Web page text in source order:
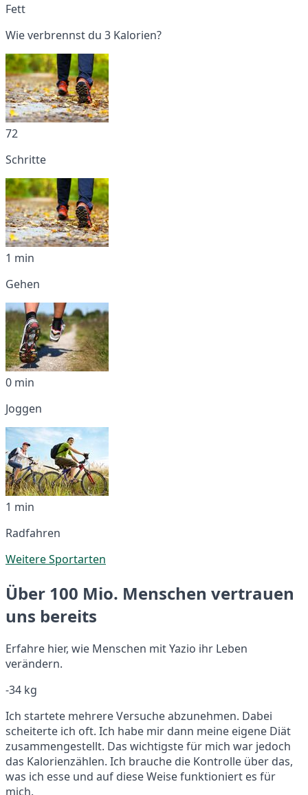
Fett
Wie verbrennst du 3 Kalorien?
72
Schritte
1 min
Gehen
0 min
Joggen
1 min
Radfahren
Weitere Sportarten
Über 100 Mio. Menschen vertrauen
uns bereits
Erfahre hier, wie Menschen mit Yazio ihr Leben
verändern.
-34 kg
Ich startete mehrere Versuche abzunehmen. Dabei
scheiterte ich oft. Ich habe mir dann meine eigene Diät
zusammengestellt. Das wichtigste für mich war jedoch
das Kalorienzählen. Ich brauche die Kontrolle über das,
was ich esse und auf diese Weise funktioniert es für
mich.